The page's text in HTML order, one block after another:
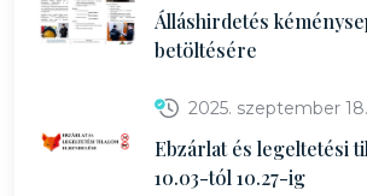
Álláshirdetés
betöltésére
2025. szeptember 18.
Ebzárlat és legeltetési
10.03-tól 10.27-ig